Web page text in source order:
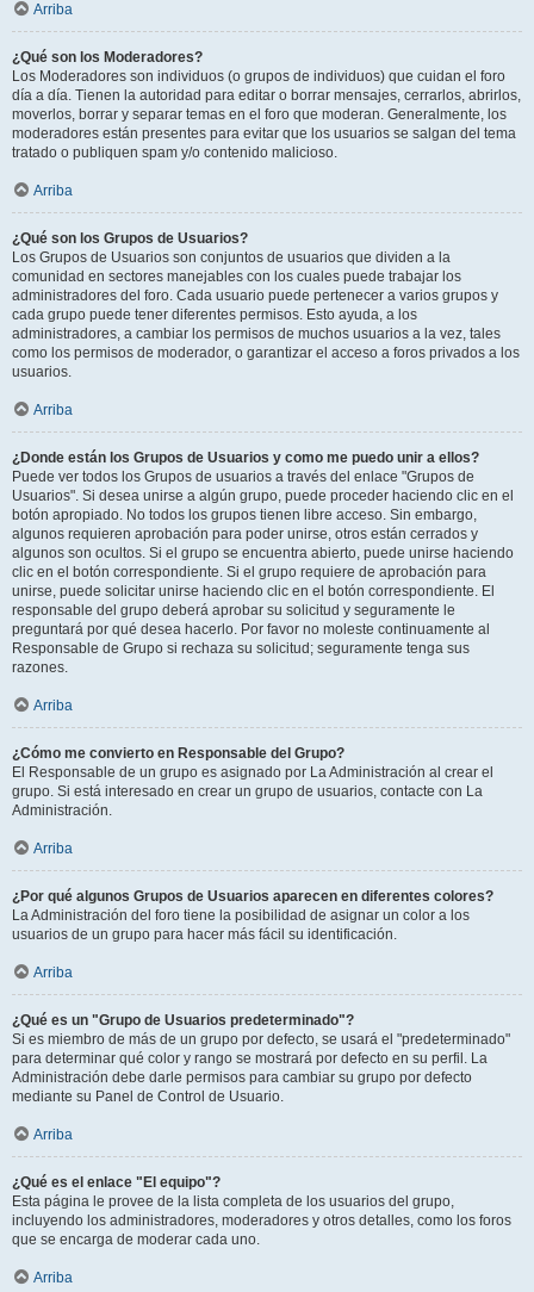
Arriba
¿Qué son los Moderadores?
Los Moderadores son individuos (o grupos de individuos) que cuidan el foro
día a día. Tienen la autoridad para editar o borrar mensajes, cerrarlos, abrirlos,
moverlos, borrar y separar temas en el foro que moderan. Generalmente, los
moderadores están presentes para evitar que los usuarios se salgan del tema
tratado o publiquen spam y/o contenido malicioso.
Arriba
¿Qué son los Grupos de Usuarios?
Los Grupos de Usuarios son conjuntos de usuarios que dividen a la
comunidad en sectores manejables con los cuales puede trabajar los
administradores del foro. Cada usuario puede pertenecer a varios grupos y
cada grupo puede tener diferentes permisos. Esto ayuda, a los
administradores, a cambiar los permisos de muchos usuarios a la vez, tales
como los permisos de moderador, o garantizar el acceso a foros privados a los
usuarios.
Arriba
¿Donde están los Grupos de Usuarios y como me puedo unir a ellos?
Puede ver todos los Grupos de usuarios a través del enlace "Grupos de
Usuarios". Si desea unirse a algún grupo, puede proceder haciendo clic en el
botón apropiado. No todos los grupos tienen libre acceso. Sin embargo,
algunos requieren aprobación para poder unirse, otros están cerrados y
algunos son ocultos. Si el grupo se encuentra abierto, puede unirse haciendo
clic en el botón correspondiente. Si el grupo requiere de aprobación para
unirse, puede solicitar unirse haciendo clic en el botón correspondiente. El
responsable del grupo deberá aprobar su solicitud y seguramente le
preguntará por qué desea hacerlo. Por favor no moleste continuamente al
Responsable de Grupo si rechaza su solicitud; seguramente tenga sus
razones.
Arriba
¿Cómo me convierto en Responsable del Grupo?
El Responsable de un grupo es asignado por La Administración al crear el
grupo. Si está interesado en crear un grupo de usuarios, contacte con La
Administración.
Arriba
¿Por qué algunos Grupos de Usuarios aparecen en diferentes colores?
La Administración del foro tiene la posibilidad de asignar un color a los
usuarios de un grupo para hacer más fácil su identificación.
Arriba
¿Qué es un "Grupo de Usuarios predeterminado"?
Si es miembro de más de un grupo por defecto, se usará el "predeterminado"
para determinar qué color y rango se mostrará por defecto en su perfil. La
Administración debe darle permisos para cambiar su grupo por defecto
mediante su Panel de Control de Usuario.
Arriba
¿Qué es el enlace "El equipo"?
Esta página le provee de la lista completa de los usuarios del grupo,
incluyendo los administradores, moderadores y otros detalles, como los foros
que se encarga de moderar cada uno.
Arriba